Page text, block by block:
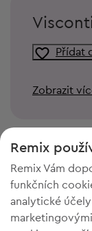
Visconti
Přídat
Zobrazit
Remix
Remix Vám
funkčních
analytické